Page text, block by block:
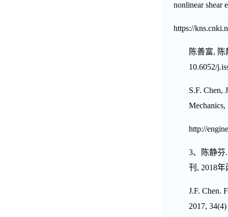
nonlinear shear
https://
陈善富, 陈
10.6052/
S.F. Chen,
Mechanics,
http://
3、陈静芬
刊 , 2018年
J.F. Chen.
2017, 34(4)